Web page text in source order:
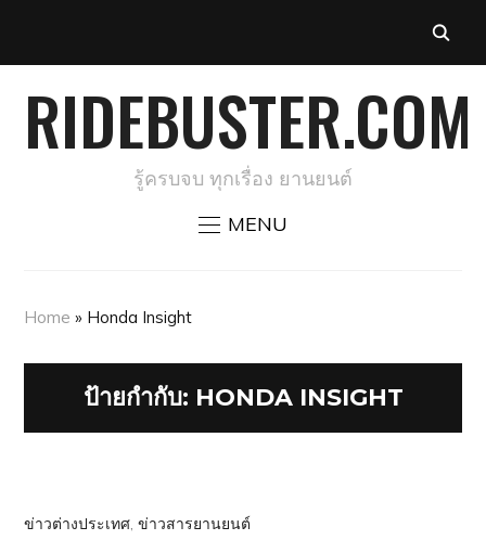
RIDEBUSTER.COM
รู้ครบจบ ทุกเรื่อง ยานยนต์
MENU
Home » Honda Insight
ป้ายกำกับ: HONDA INSIGHT
ข่าวต่างประเทศ,ข่าวสารยานยนต์